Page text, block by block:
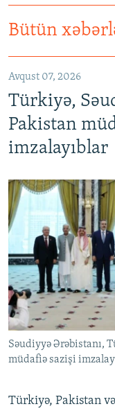
Bütün
Avqust 07, 2026
Türkiyə,
Pakistan
imzalayıblar
Səudiyyə Ərəbistanı,
müdafiə sazişi
Türkiyə, Pakistan